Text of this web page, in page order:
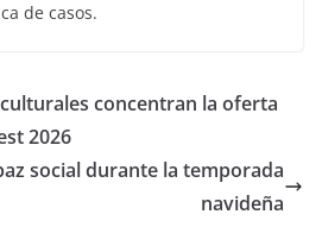
de casos.
concentran la oferta
2026
social durante la temporada
navideña